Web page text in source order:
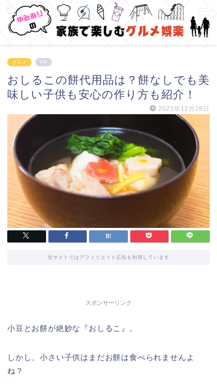
グルメ PR
おしるこの餅代用品は？餅なしでも美
味しい子供も安心の作り方も紹介！
2022年12月28日
当サイトではアフィリエイト広告を利用しています
スポンサーリンク
小豆とお餅が絶妙な『おしるこ』。
しかし、小さい子供はまだお餅は食べられませんよ
ね？